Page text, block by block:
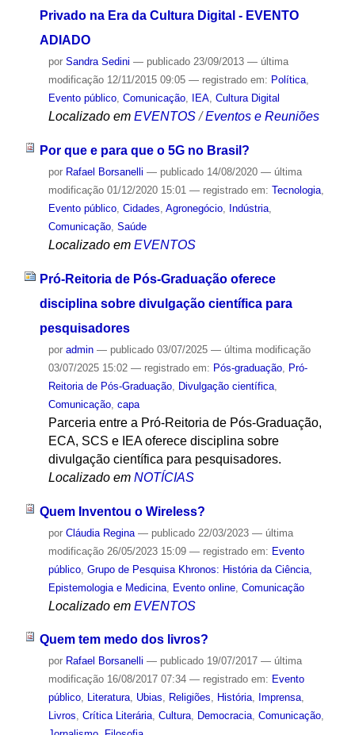
Privado na Era da Cultura Digital - EVENTO
ADIADO
por Sandra Sedini — publicado23/09/2013 — última
modificação12/11/2015 09:05 — registrado em: Política,
Evento público, Comunicação, IEA, Cultura Digital
Localizado em EVENTOS /Eventos e Reuniões
Por que e para que o 5G no Brasil?
por Rafael Borsanelli — publicado14/08/2020 — última
modificação01/12/2020 15:01 — registrado em: Tecnologia,
Evento público, Cidades, Agronegócio, Indústria,
Comunicação, Saúde
Localizado em EVENTOS
Pró-Reitoria de Pós-Graduação oferece
disciplina sobre divulgação científica para
pesquisadores
por admin — publicado03/07/2025 — última modificação
03/07/2025 15:02 — registrado em: Pós-graduação,
Pró-
Reitoria de Pós-Graduação, Divulgação científica,
Comunicação, capa
Parceria entre a Pró-Reitoria de Pós-Graduação,
ECA, SCS e IEA oferece disciplina sobre
divulgação científica para pesquisadores.
Localizado em NOTÍCIAS
Quem Inventou o Wireless?
por Cláudia Regina — publicado22/03/2023 — última
modificação26/05/2023 15:09 — registrado em: Evento
público, Grupo de Pesquisa Khronos: História da Ciência,
Epistemologia e Medicina, Evento online, Comunicação
Localizado em EVENTOS
Quem tem medo dos livros?
por Rafael Borsanelli — publicado19/07/2017 — última
modificação16/08/2017 07:34 — registrado em: Evento
público, Literatura, Ubias, Religiões, História, Imprensa,
Livros, Crítica Literária, Cultura, Democracia, Comunicação,